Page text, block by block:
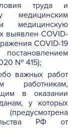
труда и
медицинским
медицинскую
выявлен COVID-
COVID-19
№ 415);
важных работ
в оказании
у которых
РФ от